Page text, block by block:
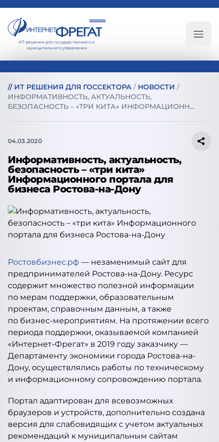
ИТ-решения для государственного и
муниципального управления
// ИТ РЕШЕНИЯ ДЛЯ ГОССЕКТОРА / НОВОСТИ /
ИНФОРМАТИВНОСТЬ, АКТУАЛЬНОСТЬ,
БЕЗОПАСНОСТЬ – «ТРИ КИТА» ИНФОРМАЦИОНН...
04.03.2020
Информативность, актуальность,
безопасность – «три кита»
Информационного портала для
бизнеса Ростова-на-Дону
Ростовбизнес.рф — незаменимый сайт для
предпринимателей Ростова-на-Дону. Ресурс
содержит множество полезной информации
по мерам поддержки, образовательным
проектам, справочным данным, а также
по бизнес-мероприятиям. На протяжении всего
периода поддержки, оказываемой компанией
«Интернет-Фрегат» в 2019 году заказчику —
Департаменту экономики города Ростова-на-
Дону, осуществлялись работы по техническому
и информационному сопровождению портала.
Портал адаптирован для всевозможных
браузеров и устройств, дополнительно создана
версия для слабовидящих с учетом актуальных
рекомендаций к муниципальным сайтам